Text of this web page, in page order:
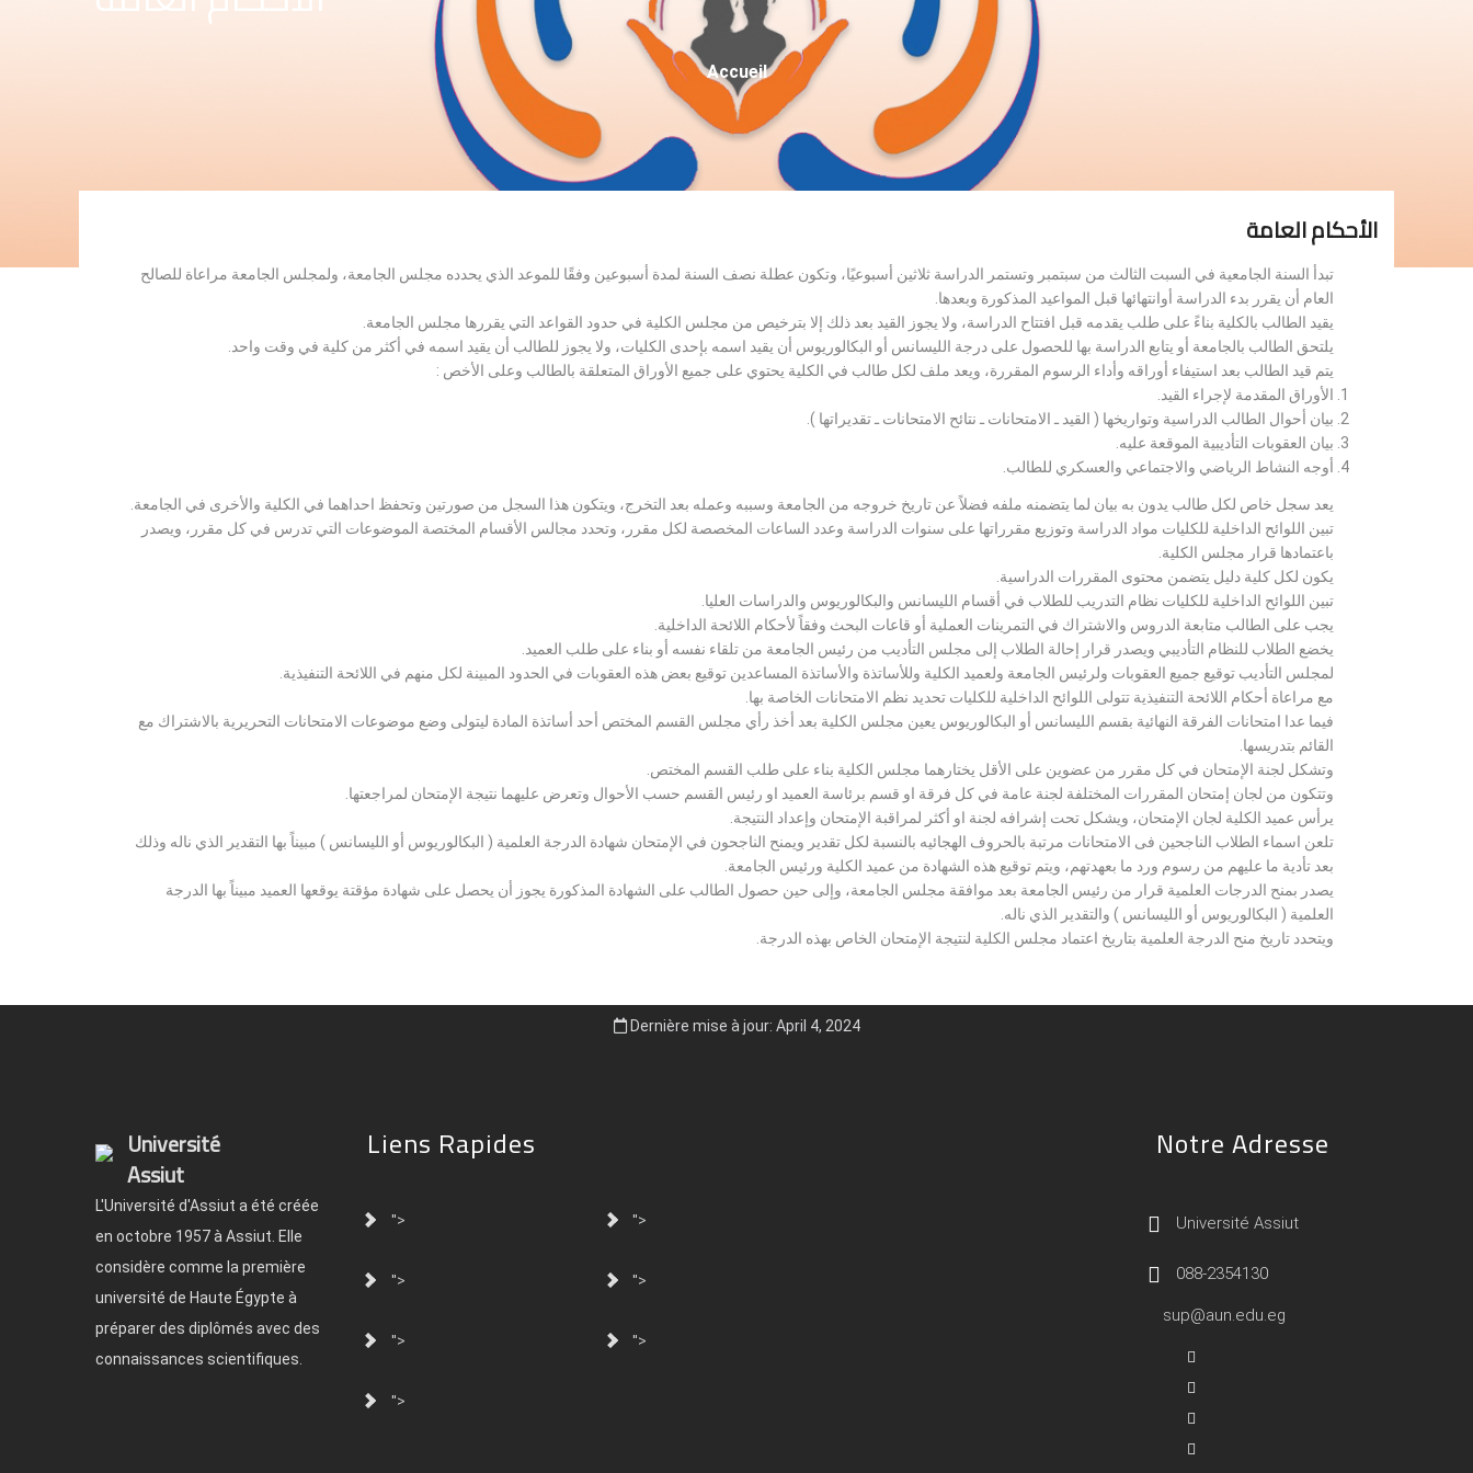
Fil
D'Ariane
Accueil
الأحكام العامة
تبدأ السنة الجامعية في السبت الثالث من سبتمبر وتستمر الدراسة ثلاثين أسبوعيًا، وتكون عطلة نصف السنة لمدة أسبوعين وفقًا للموعد الذي يحدده مجلس الجامعة، ولمجلس الجامعة مراعاة للصالح
العام أن يقرر بدء الدراسة أوانتهائها قبل المواعيد المذكورة وبعدها.
يقيد الطالب بالكلية بناءً على طلب يقدمه قبل افتتاح الدراسة، ولا يجوز القيد بعد ذلك إلا بترخيص من مجلس الكلية في حدود القواعد التي يقررها مجلس الجامعة.
يلتحق الطالب بالجامعة أو يتابع الدراسة بها للحصول على درجة الليسانس أو البكالوريوس أن يقيد اسمه بإحدى الكليات، ولا يجوز للطالب أن يقيد اسمه في أكثر من كلية في وقت واحد.
يتم قيد الطالب بعد استيفاء أوراقه وأداء الرسوم المقررة، ويعد ملف لكل طالب في الكلية يحتوي على جميع الأوراق المتعلقة بالطالب وعلى الأخص :
الأوراق المقدمة لإجراء القيد.
بيان أحوال الطالب الدراسية وتواريخها ( القيد ـ الامتحانات ـ نتائح الامتحانات ـ تقديراتها ).
بيان العقوبات التأديبية الموقعة عليه.
أوجه النشاط الرياضي والاجتماعي والعسكري للطالب.
يعد سجل خاص لكل طالب يدون به بيان لما يتضمنه ملفه فضلاً عن تاريخ خروجه من الجامعة وسببه وعمله بعد التخرج، ويتكون هذا السجل من صورتين وتحفظ احداهما في الكلية والأخرى في الجامعة.
تبين اللوائح الداخلية للكليات مواد الدراسة وتوزيع مقرراتها على سنوات الدراسة وعدد الساعات المخصصة لكل مقرر، وتحدد مجالس الأقسام المختصة الموضوعات التي تدرس في كل مقرر، ويصدر
باعتمادها قرار مجلس الكلية.
يكون لكل كلية دليل يتضمن محتوى المقررات الدراسية.
تبين اللوائح الداخلية للكليات نظام التدريب للطلاب في أقسام الليسانس والبكالوريوس والدراسات العليا.
يجب على الطالب متابعة الدروس والاشتراك في التمرينات العملية أو قاعات البحث وفقاً لأحكام اللائحة الداخلية.
يخضع الطلاب للنظام التأديبي ويصدر قرار إحالة الطلاب إلى مجلس التأديب من رئيس الجامعة من تلقاء نفسه أو بناء على طلب العميد.
لمجلس التأديب توقيع جميع العقوبات ولرئيس الجامعة ولعميد الكلية وللأساتذة والأساتذة المساعدين توقيع بعض هذه العقوبات في الحدود المبينة لكل منهم في اللائحة التنفيذية.
مع مراعاة أحكام اللائحة التنفيذية تتولى اللوائح الداخلية للكليات تحديد نظم الامتحانات الخاصة بها.
فيما عدا امتحانات الفرقة النهائية بقسم الليسانس أو البكالوريوس يعين مجلس الكلية بعد أخذ رأي مجلس القسم المختص أحد أساتذة المادة ليتولى وضع موضوعات الامتحانات التحريرية بالاشتراك مع
القائم بتدريسها.
وتشكل لجنة الإمتحان في كل مقرر من عضوين على الأقل يختارهما مجلس الكلية بناء على طلب القسم المختص.
وتتكون من لجان إمتحان المقررات المختلفة لجنة عامة في كل فرقة او قسم برئاسة العميد او رئيس القسم حسب الأحوال وتعرض عليهما نتيجة الإمتحان لمراجعتها.
يرأس عميد الكلية لجان الإمتحان، ويشكل تحت إشرافه لجنة او أكثر لمراقبة الإمتحان وإعداد النتيجة.
تلعن اسماء الطلاب الناجحين فى الامتحانات مرتبة بالحروف الهجائيه بالنسبة لكل تقدير ويمنح الناجحون في الإمتحان شهادة الدرجة العلمية ( البكالوريوس أو الليسانس ) مبيناً بها التقدير الذي ناله وذلك
بعد تأدية ما عليهم من رسوم ورد ما بعهدتهم، ويتم توقيع هذه الشهادة من عميد الكلية ورئيس الجامعة.
يصدر بمنح الدرجات العلمية قرار من رئيس الجامعة بعد موافقة مجلس الجامعة، وإلى حين حصول الطالب على الشهادة المذكورة يجوز أن يحصل على شهادة مؤقتة يوقعها العميد مبيناً بها الدرجة
العلمية ( البكالوريوس أو الليسانس ) والتقدير الذي ناله.
ويتحدد تاريخ منح الدرجة العلمية بتاريخ اعتماد مجلس الكلية لنتيجة الإمتحان الخاص بهذه الدرجة.
Dernière mise à jour: April 4, 2024
Université
Assiut
L'Université d'Assiut a été créée
en octobre 1957 à Assiut. Elle
considère comme la première
université de Haute Égypte à
préparer des diplômés avec des
connaissances scientifiques.
Liens Rapides
"> ">
"> ">
"> ">
">
Notre Adresse
Université Assiut
088-2354130
sup@aun.edu.eg